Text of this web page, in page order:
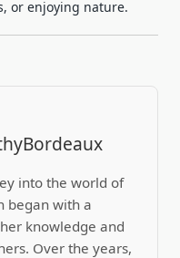
or enjoying nature.
into the world of
began with a
knowledge and
Over the years,